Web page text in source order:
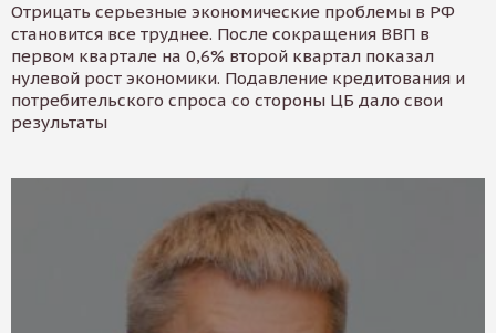
Отрицать серьезные экономические проблемы в РФ
становится все труднее. После сокращения ВВП в
первом квартале на 0,6% второй квартал показал
нулевой рост экономики. Подавление кредитования и
потребительского спроса со стороны ЦБ дало свои
результаты